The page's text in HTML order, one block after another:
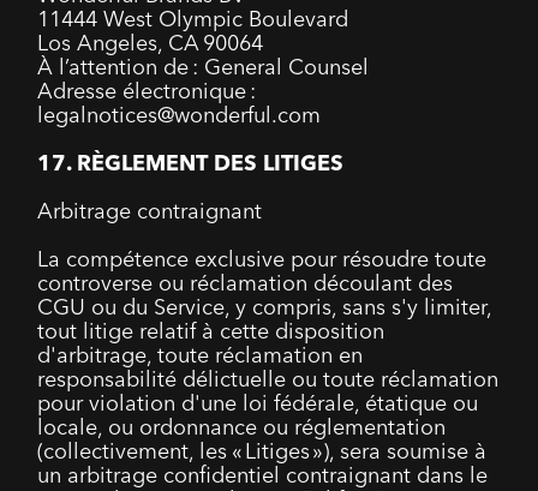
11444 West Olympic Boulevard
Los Angeles, CA 90064
À l’attention de : General Counsel
Adresse électronique :
legalnotices@wonderful.com
17. RÈGLEMENT DES LITIGES
Arbitrage contraignant
La compétence exclusive pour résoudre toute
controverse ou réclamation découlant des
CGU ou du Service, y compris, sans s'y limiter,
tout litige relatif à cette disposition
d'arbitrage, toute réclamation en
responsabilité délictuelle ou toute réclamation
pour violation d'une loi fédérale, étatique ou
locale, ou ordonnance ou réglementation
(collectivement, les « Litiges »), sera soumise à
un arbitrage confidentiel contraignant dans le